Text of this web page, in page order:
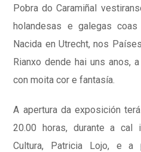
Pobra do Caramiñal
holandesas e galegas
Nacida en Utrecht, nos
Rianxo dende hai uns anos,
con moita cor e fantasía.
A apertura da exposición
20.00 horas, durante a cal
Cultura, Patricia Lojo, e a